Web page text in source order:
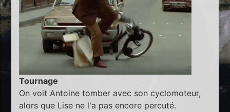
Tournage
On voit Antoine tomber avec son cyclomoteur,
alors que Lise ne l'a pas encore percuté.